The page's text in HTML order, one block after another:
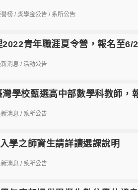
榜 / 獎學金公告 / 系所公告
2022青年職涯夏令營，報名至6/
消息 / 活動公告
灣學校甄選高中部數學科教師，
消息 / 系所公告
學之師資生請詳讀選課說明
消息 / 系所公告